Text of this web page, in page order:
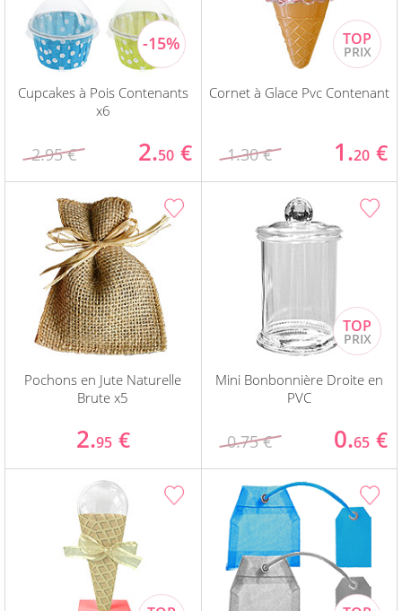
Cupcakes à Pois Contenants
x6
2.95 € 2.50 €
Cornet à Glace Pvc Contenant
1.30 € 1.20 €
Pochons en Jute Naturelle
Brute x5
2.95 €
Mini Bonbonnière Droite en
PVC
0.75 € 0.65 €